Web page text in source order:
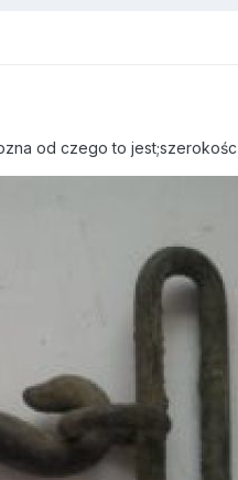
od czego to jest;szerokośc